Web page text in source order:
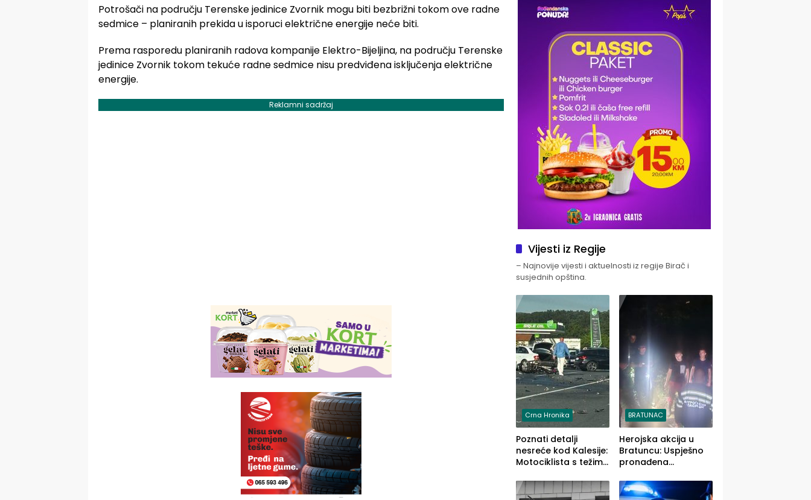
Potrošači na području Terenske jedinice Zvornik mogu biti bezbrižni tokom ove radne
sedmice – planiranih prekida u isporuci električne energije neće biti.
Prema rasporedu planiranih radova kompanije Elektro-Bijeljina, na području Terenske
jedinice Zvornik tokom tekuće radne sedmice nisu predviđena isključenja električne
energije.
Reklamni sadržaj
Vijesti iz Regije
– Najnovije vijesti i aktuelnosti iz regije Birač i
susjednih opština.
Crna Hronika
Poznati detalji
nesreće kod Kalesije:
Motociklista s težim,
lakšim povredama
BRATUNAC
Herojska akcija u
Bratuncu: Uspješno
pronađena
a Ivanka Lazić,
rodom iz Kravice.